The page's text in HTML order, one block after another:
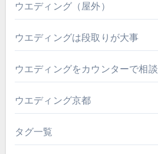
ウエディング（屋外）
ウエディングは段取りが大事
ウエディングをカウンターで相談
ウエディング京都
タグ一覧